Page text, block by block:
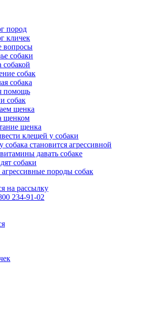
пород
кличек
вопросы
собаки
собакой
собак
собака
помощь
собак
щенка
щенком
щенка
клещей у собаки
собака становится агрессивной
давать собаке
собаки
породы собак
на рассылку
234-91-02